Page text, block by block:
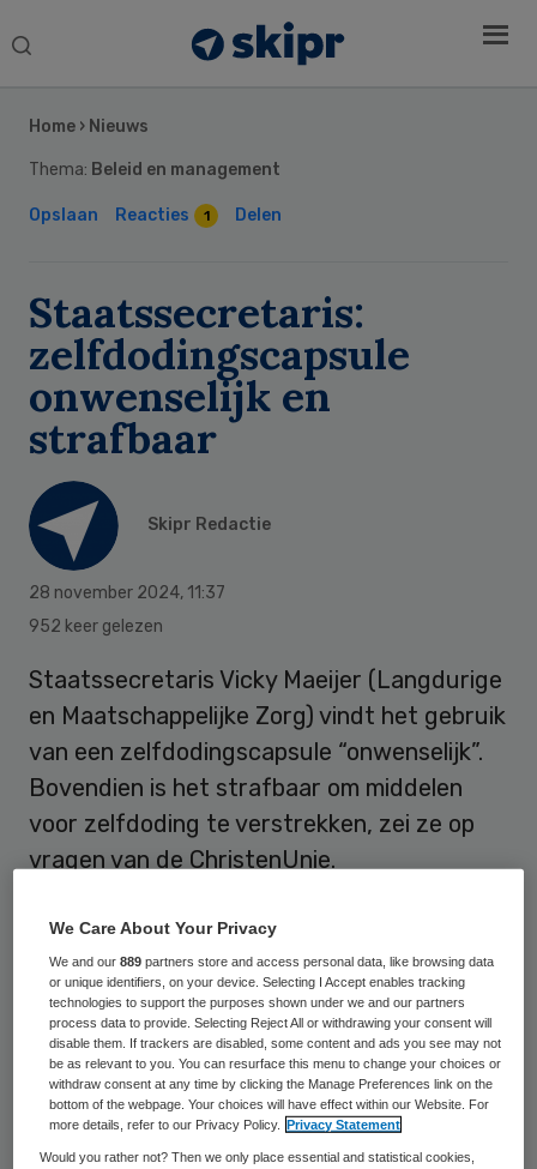
Search
Home › Nieuws
Thema: Beleid en management
Opslaan Reacties 1 Delen
Staatssecretaris:
zelfdodingscapsule
onwenselijk en
strafbaar
Skipr Redactie
28 november 2024, 11:37
952 keer gelezen
Staatssecretaris Vicky Maeijer (Langdurige
en Maatschappelijke Zorg) vindt het gebruik
van een zelfdodingscapsule “onwenselijk”.
Bovendien is het strafbaar om middelen
voor zelfdoding te verstrekken, zei ze op
vragen van de ChristenUnie.
Aanleiding is het idee van de
Laatste Wilom de zogenoemde Sarco in te
gaan zetten in Nederland, zo maakte de
organisatie woensdag bekend.
Stikstofgas
Sidebar
We Care About Your Privacy
We and our889 partners store and access personal data, like browsing data
or unique identifiers, on your device. Selecting I Accept enables tracking
technologies to support the purposes shown under we and our partners
process data to provide. Selecting Reject All or withdrawing your consent will
disable them. If trackers are disabled, some content and ads you see may not
be as relevant to you. You can resurface this menu to change your choices or
withdraw consent at any time by clicking the Manage Preferences link on the
bottom of the webpage. Your choices will have effect within our Website. For
more details, refer to our Privacy Policy.
Privacy Statement
Would you rather not? Then we only place essential and statistical cookies,